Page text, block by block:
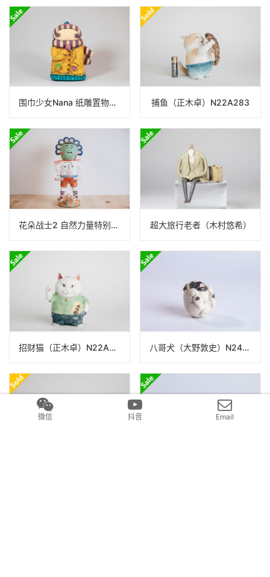
围巾少女Nana 纸雕置物（莎拉尼克） 捕鱼（正木卓）N22A283
花朵战士2 自然力量特别作品（Earth Republic） 超大旅行老者（木村悠希）
招财猫（正木卓）N22A280 八哥犬（大野敦史）N24B77
微信 抖音 Email